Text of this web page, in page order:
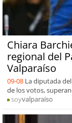
Chiara
regional del
Valparaíso
09-08 La diputada
de los votos,
soyvalparaiso